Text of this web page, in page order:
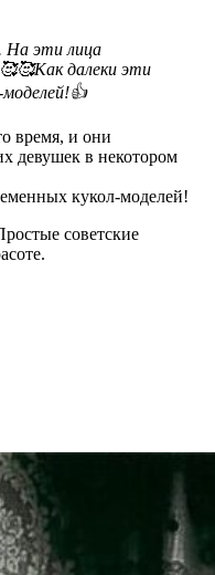
эти лица
далеки эти
время, и они
девушек в некотором
кукол-моделей!
советские